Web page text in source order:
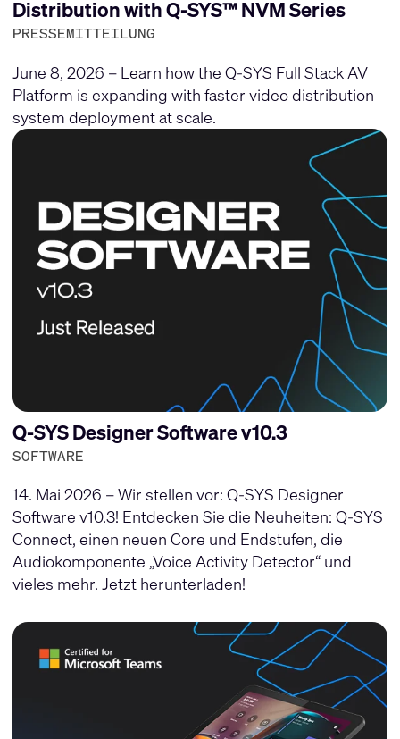
Distribution with Q-SYS™ NVM Series
PRESSEMITTEILUNG
June 8, 2026 – Learn how the Q-SYS Full Stack AV
Platform is expanding with faster video distribution
system deployment at scale.
Q-SYS Designer Software v10.3
SOFTWARE
14. Mai 2026 – Wir stellen vor: Q-SYS Designer
Software v10.3! Entdecken Sie die Neuheiten: Q-SYS
Connect, einen neuen Core und Endstufen, die
Audiokomponente „Voice Activity Detector“ und
vieles mehr. Jetzt herunterladen!